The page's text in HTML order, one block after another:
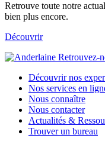
Retrouve toute notre
bien plus encore.
Découvrir
Retrouvez-
Découvrir nos
Nos services en
Nous connaître
Nous contacter
Actualités &
Trouver un bureau